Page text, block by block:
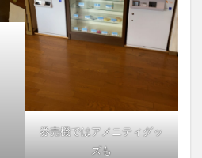
券売機ではアメニティグッ
ズも